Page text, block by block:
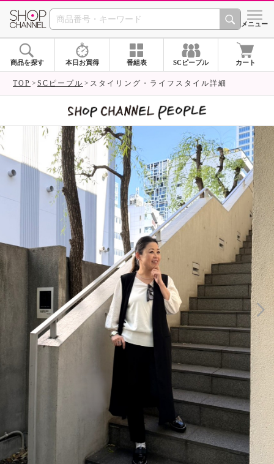
SHOP CHANNEL シメニュー
商品を探す 本日お買得 番組表 SCピープル カート
TOP SCピープル スタイリング・ライフスタイル詳細